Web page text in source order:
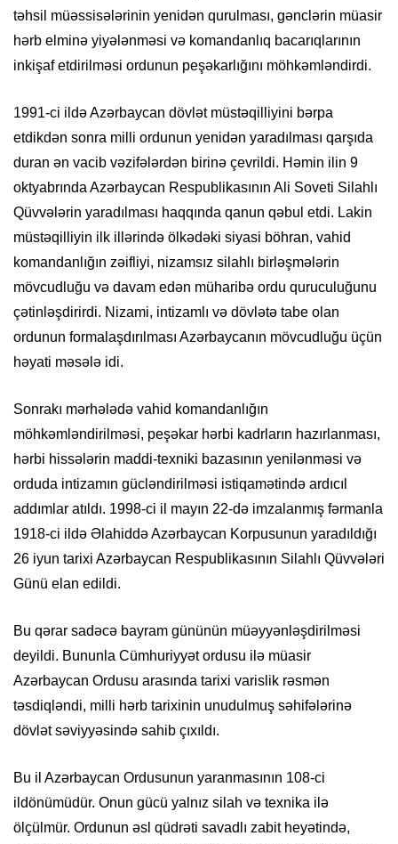
təhsil müəssisələrinin yenidən qurulması, gənclərin müasir
hərb elminə yiyələnməsi və komandanlıq bacarıqlarının
inkişaf etdirilməsi ordunun peşəkarlığını möhkəmləndirdi.
1991-ci ildə Azərbaycan dövlət müstəqilliyini bərpa
etdikdən sonra milli ordunun yenidən yaradılması qarşıda
duran ən vacib vəzifələrdən birinə çevrildi. Həmin ilin 9
oktyabrında Azərbaycan Respublikasının Ali Soveti Silahlı
Qüvvələrin yaradılması haqqında qanun qəbul etdi. Lakin
müstəqilliyin ilk illərində ölkədəki siyasi böhran, vahid
komandanlığın zəifliyi, nizamsız silahlı birləşmələrin
mövcudluğu və davam edən müharibə ordu quruculuğunu
çətinləşdirirdi. Nizami, intizamlı və dövlətə tabe olan
ordunun formalaşdırılması Azərbaycanın mövcudluğu üçün
həyati məsələ idi.
Sonrakı mərhələdə vahid komandanlığın
möhkəmləndirilməsi, peşəkar hərbi kadrların hazırlanması,
hərbi hissələrin maddi-texniki bazasının yenilənməsi və
orduda intizamın gücləndirilməsi istiqamətində ardıcıl
addımlar atıldı. 1998-ci il mayın 22-də imzalanmış fərmanla
1918-ci ildə Əlahiddə Azərbaycan Korpusunun yaradıldığı
26 iyun tarixi Azərbaycan Respublikasının Silahlı Qüvvələri
Günü elan edildi.
Bu qərar sadəcə bayram gününün müəyyənləşdirilməsi
deyildi. Bununla Cümhuriyyət ordusu ilə müasir
Azərbaycan Ordusu arasında tarixi varislik rəsmən
təsdiqləndi, milli hərb tarixinin unudulmuş səhifələrinə
dövlət səviyyəsində sahib çıxıldı.
Bu il Azərbaycan Ordusunun yaranmasının 108-ci
ildönümüdür. Onun gücü yalnız silah və texnika ilə
ölçülmür. Ordunun əsl qüdrəti savadlı zabit heyətində,